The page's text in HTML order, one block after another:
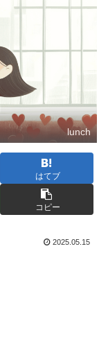
lunch
はてブ
コピー
2025.05.15